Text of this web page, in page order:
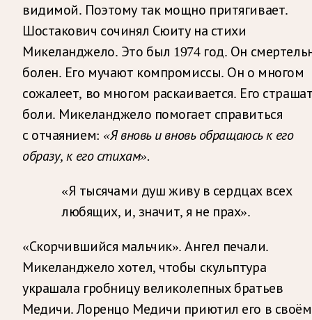
видимой. Поэтому так мощно притягивает.
Шостакович сочинял Сюиту на стихи
Микеланджело. Это был 1974 год. Он
болен. Его мучают компромиссы. Он о многом
сожалеет, во многом раскаивается. Его
боли. Микеланджело помогает справиться
с отчаянием: «Я вновь и вновь обращаюсь к его
образу, к его стихам».
«Я тысячами душ живу в сердцах всех
любящих, и, значит, я не прах».
«Скорчившийся мальчик». Ангел печали.
Микеланджело хотел, чтобы скульптура
украшала гробницу великолепных братьев
Медичи. Лоренцо Медичи приютил его в своём